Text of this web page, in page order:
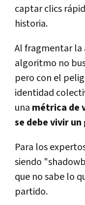
captar clics
historia.
Al fragmentar la
algoritmo no
pero con el
identidad
una métrica de
se debe vivir
Para los
siendo
que no sabe lo
partido.